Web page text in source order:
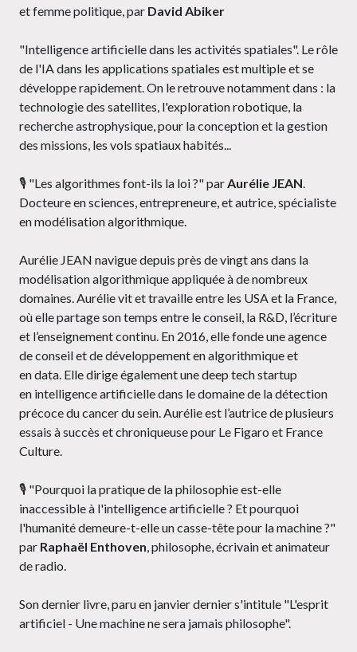
et femme politique, par David Abiker
"Intelligence artificielle dans les activités spatiales". Le rôle
de l'IA dans les applications spatiales est multiple et se
développe rapidement. On le retrouve notamment dans : la
technologie des satellites, l'exploration robotique, la
recherche astrophysique, pour la conception et la gestion
des missions, les vols spatiaux habités...
🎙️ "Les algorithmes font-ils la loi ?" par Aurélie JEAN
Docteure en sciences, entrepreneure, et autrice, spécialiste
en modélisation algorithmique.
Aurélie JEAN navigue depuis près de vingt ans dans la
modélisation algorithmique appliquée à de nombreux
domaines. Aurélie vit et travaille entre les USA et la France,
où elle partage son temps entre le conseil, la R&D, l’écriture
et l’enseignement continu. En 2016, elle fonde une agence
de conseil et de développement en algorithmique et
en data. Elle dirige également une deep tech startup
en intelligence artificielle dans le domaine de la détection
précoce du cancer du sein. Aurélie est l’autrice de plusieurs
essais à succès et chroniqueuse pour Le Figaro et France
Culture.
🎙️ "Pourquoi la pratique de la philosophie est-elle
inaccessible à l'intelligence artificielle ? Et pourquoi
l'humanité demeure-t-elle un casse-tête pour la machine ?"
par Raphaël Enthoven , philosophe, écrivain et animateur
de radio.
Son dernier livre, paru en janvier dernier s'intitule "L'esprit
artificiel - Une machine ne sera jamais philosophe".